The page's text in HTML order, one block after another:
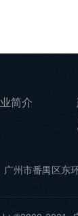
简介
广州市番禺区东